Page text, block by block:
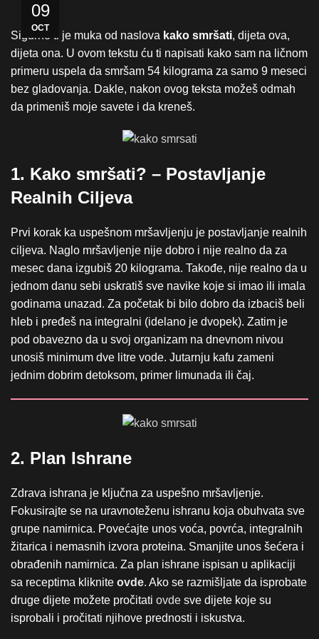
09
OCT
Sigurno ti je muka od naslova kako smršati, dijeta ova,
dijeta ona. U ovom tekstu ću ti napisati kako sam na ličnom
primeru uspela da smršam 54 kilograma za samo 9 meseci
bez gladovanja. Dakle, nakon ovog teksta možeš odmah
da primeniš moje savete i da kreneš.
1. Kako smršati? – Postavljanje
Realnih Ciljeva
Prvi korak ka uspešnom mršavljenju je postavljanje realnih
ciljeva. Naglo mršavljenje nije dobro i nije realno da za
mesec dana izgubiš 20 kilograma. Takođe, nije realno da u
jednom danu sebi uskratiš sve navike koje si imao ili imala
godinama unazad. Za početak bi bilo dobro da izbaciš beli
hleb i pređeš na integralni (idelano je dvopek). Zatim je
pod obavezno da u svoj organizam na dnevnom nivou
unosiš minimum dve litre vode. Jutarnju kafu zameni
jednim dobrim detoksom, primer limunada ili čaj.
2. Plan Ishrane
Zdrava ishrana je ključna za uspešno mršavljenje.
Fokusirajte se na uravnoteženu ishranu koja obuhvata sve
grupe namirnica. Povećajte unos voća, povrća, integralnih
žitarica i nemasnih izvora proteina. Smanjite unos šećera i
obrađenih namirnica. Za plan ishrane ispisan u aplikaciji
sa receptima kliknite ovde. Ako se razmišljate da isprobate
druge dijete možete pročitati ovde sve dijete koje su
isprobali i pročitati njihove prednosti i iskustva.